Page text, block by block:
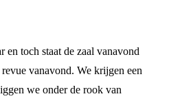
toch staat de zaal vanavond
vanavond. We krijgen een
we onder de rook van